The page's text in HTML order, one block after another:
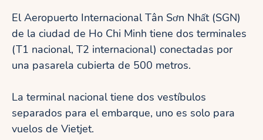
El Aeropuerto Internacional Tân Sơn Nhất (SGN)
de la ciudad de Ho Chi Minh tiene dos terminales
(T1 nacional, T2 internacional) conectadas por
una pasarela cubierta de 500 metros.
La terminal nacional tiene dos vestíbulos
separados para el embarque, uno es solo para
vuelos de Vietjet.